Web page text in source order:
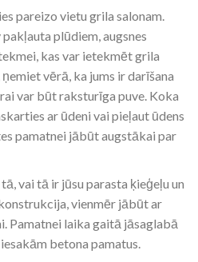
pareizo vietu grila salonam.
plūdiem, augsnes
kas var ietekmēt grila
vērā, ka jums ir darīšana
var būt raksturīga puve. Koka
ar ūdeni vai pieļaut ūdens
pamatnei jābūt augstākai par
vai tā ir jūsu parasta ķieģeļu un
vienmēr jābūt ar
Pamatnei laika gaitā jāsaglabā
betona pamatus.